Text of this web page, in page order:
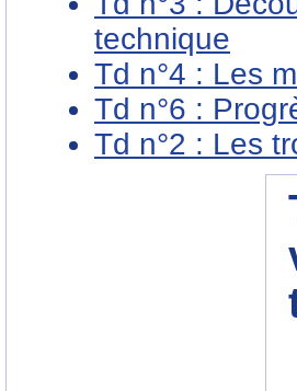
technique
Td n°4 : Les
Td n°6 :
Td n°2 : Les